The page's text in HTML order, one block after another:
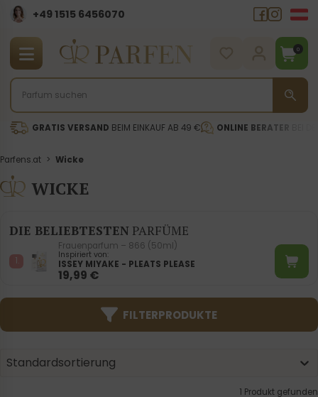
+49 1515 6456070
0
GRATIS VERSAND BEIM EINKAUF AB 49 € ONLINE BERATER
Parfens.at > Wicke
WICKE
DIE BELIEBTESTEN PARFÜME
Frauenparfum – 866 (50ml)
Inspiriert von:
ISSEY MIYAKE - PLEATS PLEASE
19,99 €
FILTERPRODUKTE
Product | Sorting
Sort content
Standardsortierung
Sort content
1 Produkt gefunden